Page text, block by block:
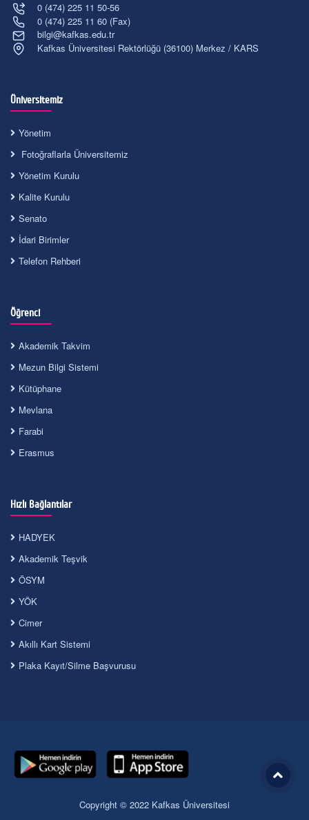
0 (474) 225 11 50-56
0 (474) 225 11 60 (Fax)
bilgi@kafkas.edu.tr
Kafkas Üniversitesi Rektörlüğü (36100) Merkez / KARS
Üniversitemiz
Yönetim
Fotoğraflarla Üniversitemiz
Yönetim Kurulu
Kalite Kurulu
Senato
İdari Birimler
Telefon Rehberi
Öğrenci
Akademik Takvim
Mezun Bilgi Sistemi
Kütüphane
Mevlana
Farabi
Erasmus
Hızlı Bağlantılar
HADYEK
Akademik Teşvik
ÖSYM
YÖK
Cimer
Akıllı Kart Sistemi
Plaka Kayıt/Silme Başvurusu
Copyright © 2022 Kafkas Üniversitesi